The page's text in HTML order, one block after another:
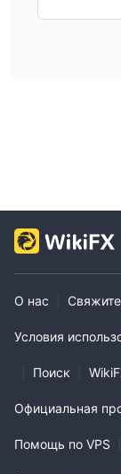
О нас
Условия
Поиск
Официальная
Помощь по VPS